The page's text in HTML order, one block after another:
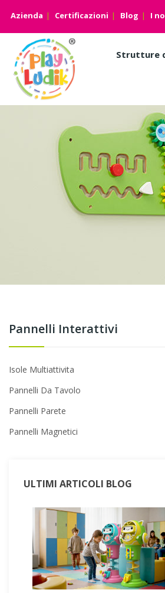
Azienda Certificazioni Blog I
Strutture
Pannelli Interattivi
Isole Multiattivita
Pannelli Da Tavolo
Pannelli Parete
Pannelli Magnetici
ULTIMI ARTICOLI BLOG